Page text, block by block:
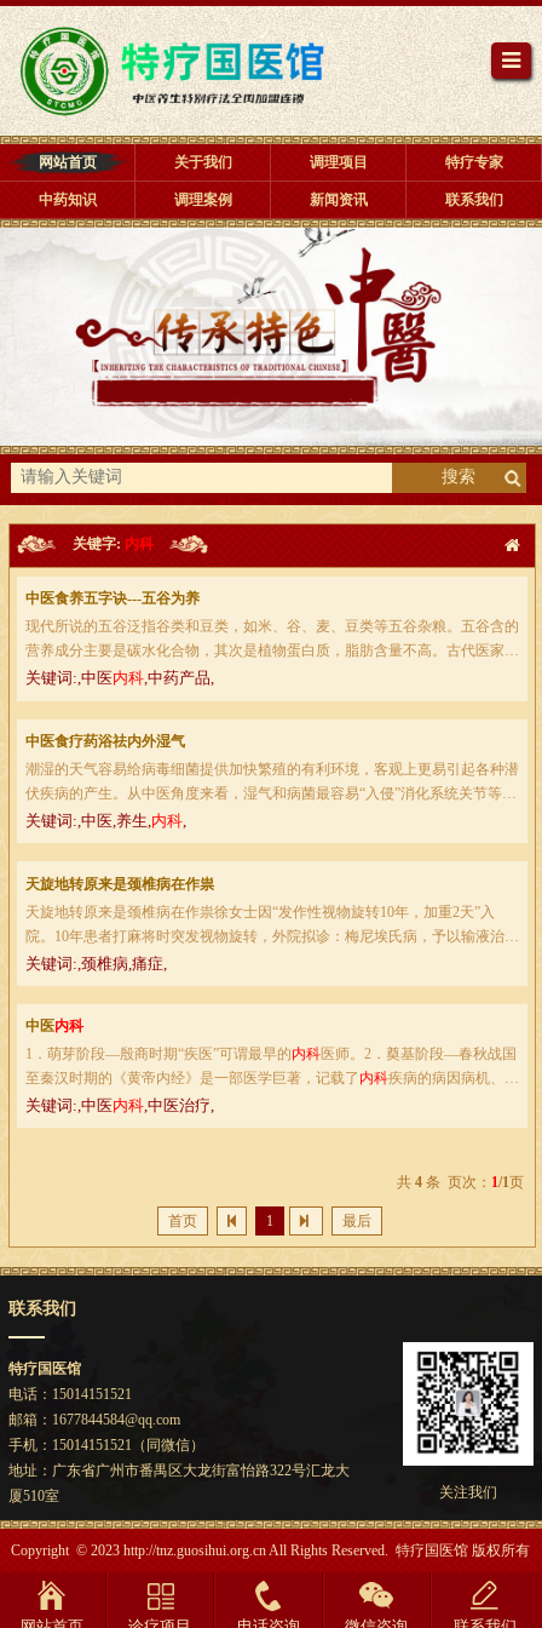
网站首页 关于我们 调理项目 特疗专家
中药知识 调理案例 新闻资讯 联系我们
搜索
关键字: 内科
中医食养五字诀---五谷为养
现代所说的五谷泛指谷类和豆类，如米、谷、麦、豆类等五谷杂粮。五谷含的
营养成分主要是碳水化合物，其次是植物蛋白质，脂肪含量不高。古代医家们
认为五谷能养五脏之真气。1997年中国营养学会通过了《中国居民膳食指...
关键词:,中医内科,中药产品,
中医食疗药浴祛内外湿气
潮湿的天气容易给病毒细菌提供加快繁殖的有利环境，客观上更易引起各种潜
伏疾病的产生。从中医角度来看，湿气和病菌最容易“入侵”消化系统关节等部
位，如果在潮湿天气时出现肠胃不佳、精神不振、四肢沉重、皮肤起疹...
关键词:,中医,养生, 内科,
天旋地转原来是颈椎病在作祟
天旋地转原来是颈椎病在作祟徐女士因“发作性视物旋转10年，加重2天”入
院。10年患者打麻将时突发视物旋转，外院拟诊：梅尼埃氏病，予以输液治疗
后好转。此后反复于久坐及晨起时发作，安静卧床休息多能缓解。2015年8...
关键词:,颈椎病,痛症,
中医内科
1．萌芽阶段—殷商时期“疾医”可谓最早的内科医师。2．奠基阶段—春秋战国
至秦汉时期的《黄帝内经》是一部医学巨著，记载了 内科疾病的病因病机、病
证、诊断和治疗原则，体现了整体概念和辨证论治。《伤寒杂病论》创...
关键词:,中医内科,中医治疗,
共 4条 页次： 1/1页
首页 1 最后
关注我们
联系我们
特疗国医馆
电话：15014151521
邮箱：1677844584@qq.com
手机：15014151521（同微信）
地址：广东省广州市番禺区大龙街富怡路322号汇龙大
厦510室
Copyright © 2023 http://tnz.guosihui.org.cn All Rights Reserved. 特疗国医馆 版权所有